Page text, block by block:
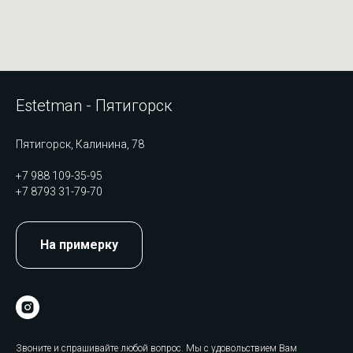
Estetman - Пятигорск
Пятигорск, Калинина, 78
+7 988 109-35-95
+7 8793 31-79-70
На примерку
Звоните и спрашивайте любой вопрос. Мы с удовольствием Вам